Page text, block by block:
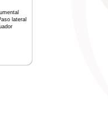
lateral